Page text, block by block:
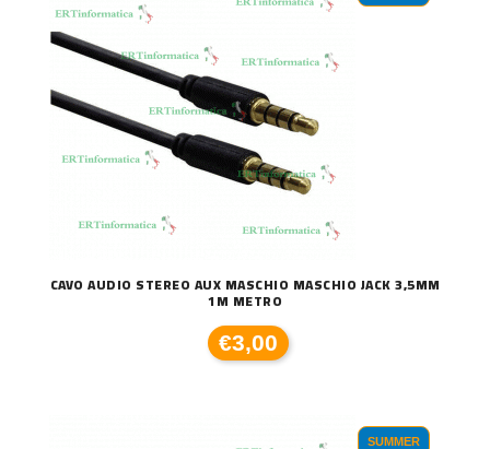
CAVO AUDIO STEREO AUX MASCHIO MASCHIO JACK 3,5MM
1M METRO
€3,00
SUMMER